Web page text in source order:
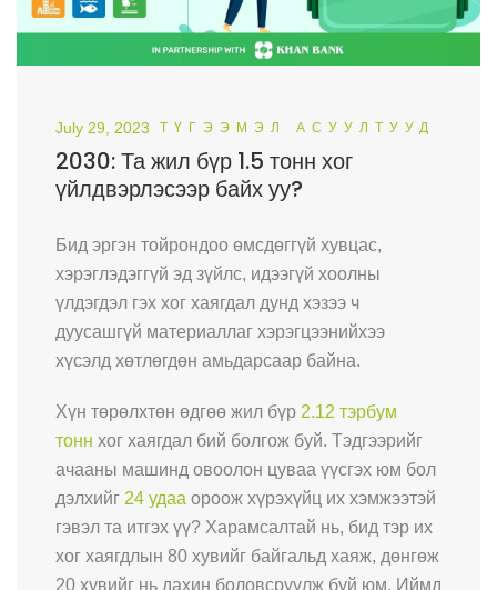
July 29, 2023 ТҮГЭЭМЭЛ АСУУЛТУУД
2030: Та жил бүр 1.5 тонн хог
үйлдвэрлэсээр байх уу?
Бид эргэн тойрондоо өмсдөггүй хувцас,
хэрэглэдэггүй эд зүйлс, идээгүй хоолны
үлдэгдэл гэх хог хаягдал дунд хэзээ ч
дуусашгүй материаллаг хэрэгцээнийхээ
хүсэлд хөтлөгдөн амьдарсаар байна.
Хүн төрөлхтөн өдгөө жил бүр 2.12 тэрбум
тонн хог хаягдал бий болгож буй. Тэдгээрийг
ачааны машинд овоолон цуваа үүсгэх юм бол
дэлхийг 24 удаа ороож хүрэхүйц их хэмжээтэй
гэвэл та итгэх үү? Харамсалтай нь, бид тэр их
хог хаягдлын 80 хувийг байгальд хаяж, дөнгөж
20 хувийг нь дахин боловсруулж буй юм. Иймд